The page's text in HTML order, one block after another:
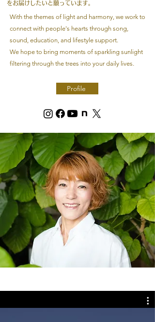
をお届けしたいと願っています。
With the themes of light and harmony, we work to
connect with people's hearts through song,
sound, education, and lifestyle support.
We hope to bring moments of sparkling sunlight
filtering through the trees into your daily lives.
Profile